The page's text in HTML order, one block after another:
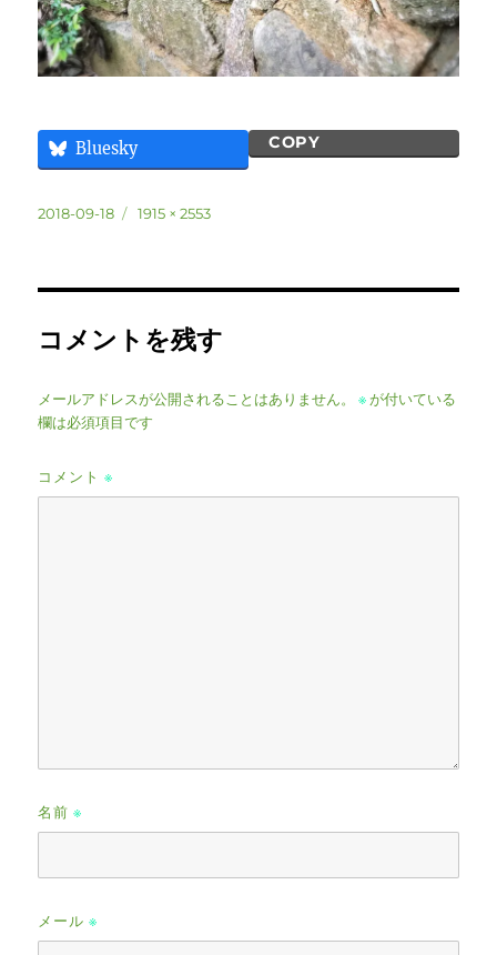
Bluesky COPY
投
2018-09-18
フ
1915 × 2553
コメントを残す
メールアドレスが公開されることはありません。 ※が付いている
欄は必須項目です
コメント※
名前※
メール※